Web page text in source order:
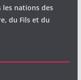
les nations des
du Fils et du